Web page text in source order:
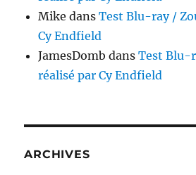
Mike dansTest Blu-ray /
Cy Endfield
JamesDomb dansTest Blu-
réalisé par Cy Endfield
ARCHIVES